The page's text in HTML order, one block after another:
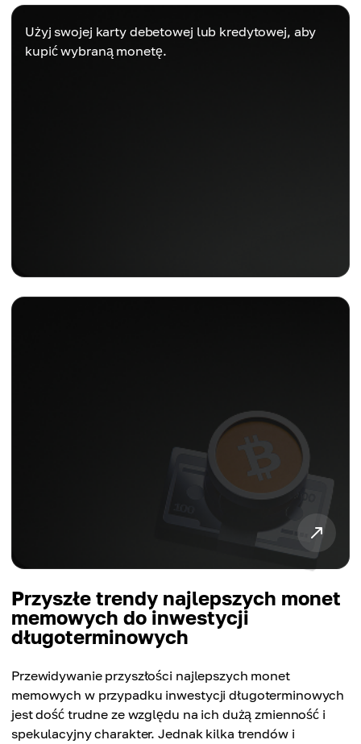
Użyj swojej karty debetowej lub kredytowej, aby
kupić wybraną monetę.
Przyszłe trendy najlepszych monet
memowych do inwestycji
długoterminowych
Przewidywanie przyszłości najlepszych monet
memowych w przypadku inwestycji długoterminowych
jest dość trudne ze względu na ich dużą zmienność i
spekulacyjny charakter. Jednak kilka trendów i